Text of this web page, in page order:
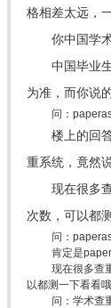
格相差太远，
你中国学
中国毕业
为准，而你说
问：
楼上的回
重系统，竟然
现在很多
次数，可以都
问：
肯定是
现在很多查
以都测一下看看哦
问：学术查